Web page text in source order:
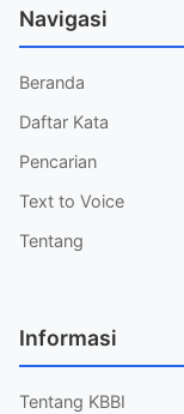
Navigasi
Beranda
Daftar Kata
Pencarian
Text to Voice
Tentang
Informasi
Tentang KBBI